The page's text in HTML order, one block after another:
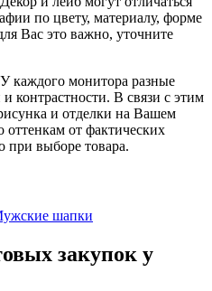
по цвету, материалу, форме
Вас это важно, уточните
У каждого монитора разные
контрастности. В связи с этим
и отделки на Вашем
оттенкам от фактических
при выборе товара.
шапки
закупок у